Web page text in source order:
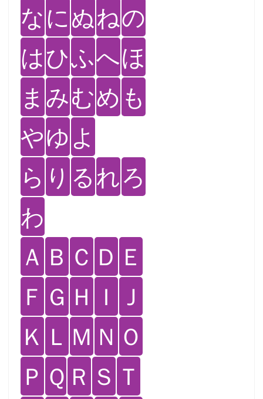
なにぬねの
はひふへほ
ま みむめ も
やゆ よ
ら り るれろ
わ
Ａ Ｂ Ｃ Ｄ Ｅ
Ｆ Ｇ Ｈ Ｉ Ｊ
Ｋ Ｌ Ｍ Ｎ Ｏ
Ｐ Ｑ Ｒ Ｓ Ｔ